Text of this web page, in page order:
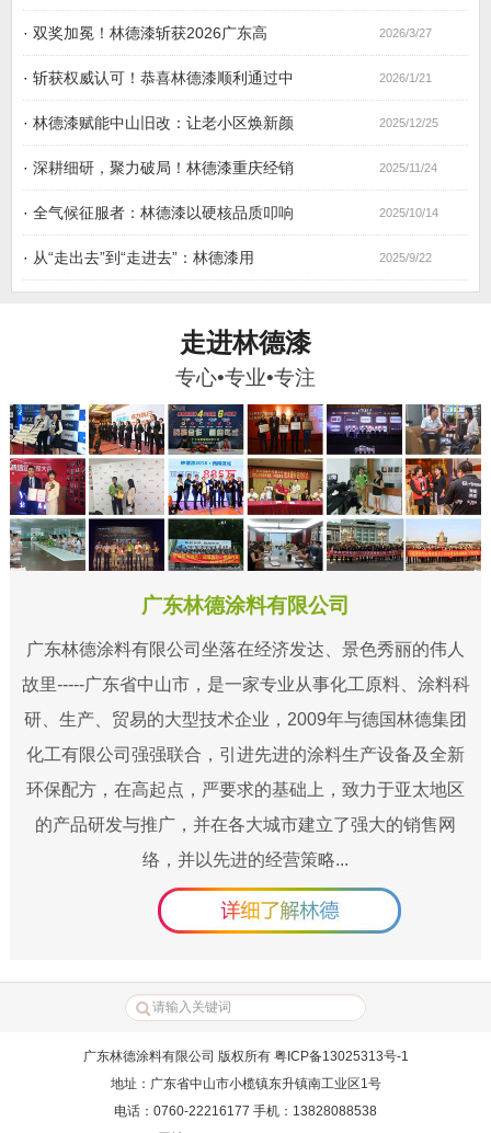
· 双奖加冕！林德漆斩获2026广东高 2026/3/27
· 斩获权威认可！恭喜林德漆顺利通过中 2026/1/21
· 林德漆赋能中山旧改：让老小区焕新颜 2025/12/25
· 深耕细研，聚力破局！林德漆重庆经销 2025/11/24
· 全气候征服者：林德漆以硬核品质叩响 2025/10/14
· 从“走出去”到“走进去”：林德漆用 2025/9/22
走进林德漆
专心•专业•专注
广东林德涂料有限公司
广东林德涂料有限公司坐落在经济发达、景色秀丽的伟人
故里-----广东省中山市，是一家专业从事化工原料、涂料科
研、生产、贸易的大型技术企业，2009年与德国林德集团
化工有限公司强强联合，引进先进的涂料生产设备及全新
环保配方，在高起点，严要求的基础上，致力于亚太地区
的产品研发与推广，并在各大城市建立了强大的销售网
络，并以先进的经营策略...
广东林德涂料有限公司 版权所有 粤ICP备13025313号-1
地址：广东省中山市小榄镇东升镇南工业区1号
电话：0760-22216177 手机：13828088538